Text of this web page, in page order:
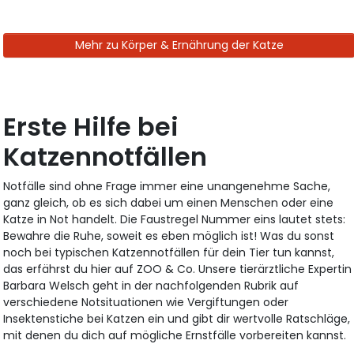
Mehr zu Körper & Ernährung der Katze
Erste Hilfe bei
Katzennotfällen
Notfälle sind ohne Frage immer eine unangenehme Sache,
ganz gleich, ob es sich dabei um einen Menschen oder eine
Katze in Not handelt. Die Faustregel Nummer eins lautet stets:
Bewahre die Ruhe, soweit es eben möglich ist! Was du sonst
noch bei typischen Katzennotfällen für dein Tier tun kannst,
das erfährst du hier auf ZOO & Co. Unsere tierärztliche Expertin
Barbara Welsch geht in der nachfolgenden Rubrik auf
verschiedene Notsituationen wie Vergiftungen oder
Insektenstiche bei Katzen ein und gibt dir wertvolle Ratschläge,
mit denen du dich auf mögliche Ernstfälle vorbereiten kannst.